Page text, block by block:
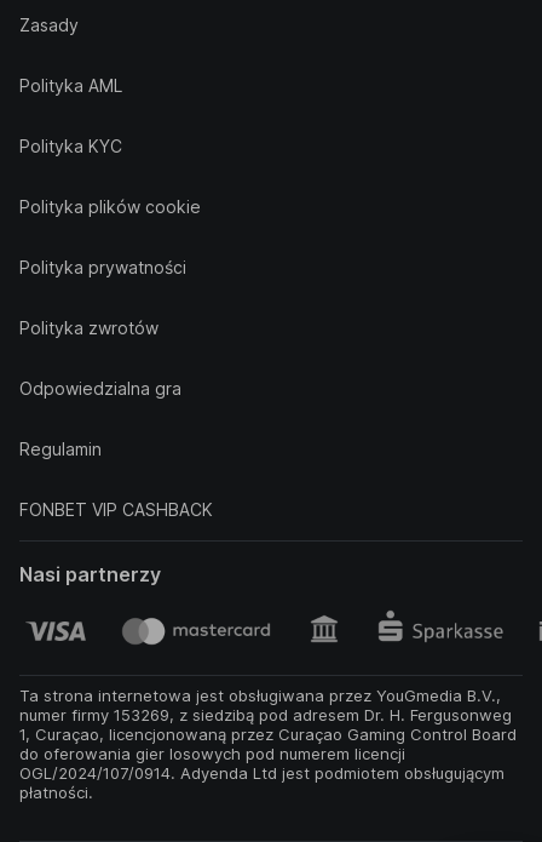
Zasady
Polityka AML
Polityka KYC
Polityka plików cookie
Polityka prywatności
Polityka zwrotów
Odpowiedzialna gra
Regulamin
FONBET VIP CASHBACK
Nasi partnerzy
Ta strona internetowa jest obsługiwana przez YouGmedia B.V.,
numer firmy 153269, z siedzibą pod adresem Dr. H. Fergusonweg
1, Curaçao, licencjonowaną przez Curaçao Gaming Control Board
do oferowania gier losowych pod numerem licencji
OGL/2024/107/0914. Adyenda Ltd jest podmiotem obsługującym
płatności.